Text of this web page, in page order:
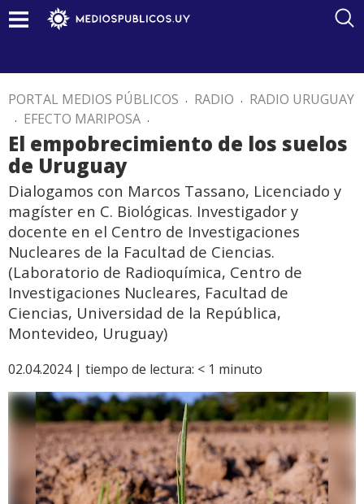
PORTAL MEDIOS PÚBLICOS . RADIO . RADIO URUGUAY
. EFECTO MARIPOSA .
El empobrecimiento de los suelos
de Uruguay
Dialogamos con Marcos Tassano, Licenciado y
magíster en C. Biológicas. Investigador y
docente en el Centro de Investigaciones
Nucleares de la Facultad de Ciencias.
(Laboratorio de Radioquímica, Centro de
Investigaciones Nucleares, Facultad de
Ciencias, Universidad de la República,
Montevideo, Uruguay)
02.04.2024 | tiempo de lectura: < 1 minuto